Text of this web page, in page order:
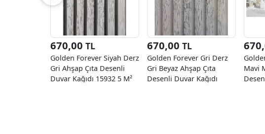
670,00 TL
Golden Forever Siyah Derz
Gri Ahşap Çıta Desenli
Duvar Kağıdı 15932 5 M²
670,00 TL
Golden Forever Gri Derz
Gri Beyaz Ahşap Çıta
Desenli Duvar Kağıdı
Mavi